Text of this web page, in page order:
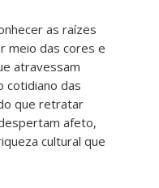
as raízes
meio das cores e
atravessam
cotidiano das
que retratar
afeto,
cultural que